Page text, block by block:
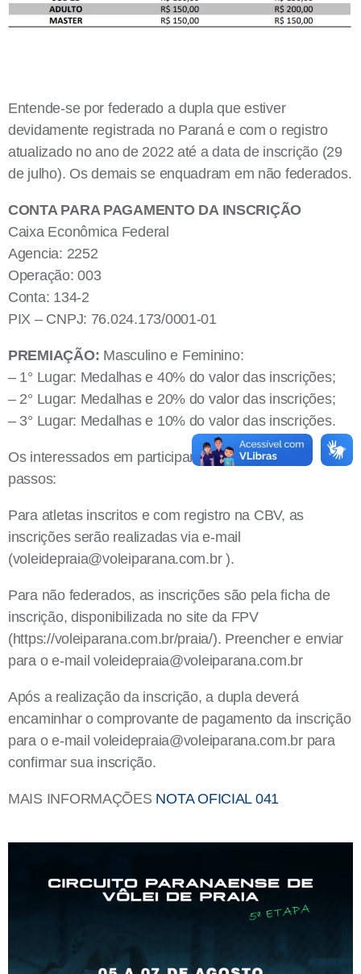
Entende-se por federado a dupla que estiver
devidamente registrada no Paraná e com o registro
atualizado no ano de 2022 até a data de inscrição (29
de julho). Os demais se enquadram em não federados.
CONTA PARA PAGAMENTO DA INSCRIÇÃO
Caixa Econômica Federal
Agencia: 2252
Operação: 003
Conta: 134-2
PIX – CNPJ: 76.024.173/0001-01
PREMIAÇÃO: Masculino e Feminino:
– 1° Lugar: Medalhas e 40% do valor das inscrições;
– 2° Lugar: Medalhas e 20% do valor das inscrições;
– 3° Lugar: Medalhas e 10% do valor das inscrições.
Os interessados em participar devem seguir os
passos:
Para atletas inscritos e com registro na CBV, as
inscrições serão realizadas via e-mail
(voleidepraia@voleiparana.com.br).
Para não federados, as inscrições são pela ficha de
inscrição, disponibilizada no site da FPV
(https://voleiparana.com.br/praia/). Preencher e enviar
para o e-mailvoleidepraia@voleiparana.com.br
Após a realização da inscrição, a dupla deverá
encaminhar o comprovante de pagamento da inscrição
para o e-mailvoleidepraia@voleiparana.com.brpara
confirmar sua inscrição.
MAIS INFORMAÇÕES NOTA OFICIAL 041